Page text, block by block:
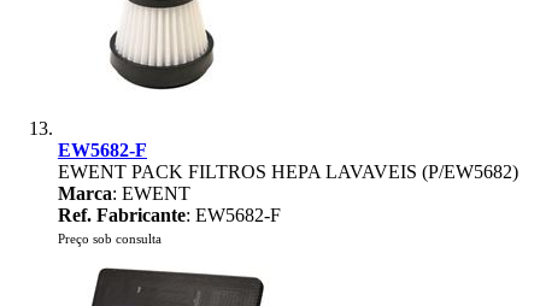
EW5682-F
EWENT PACK FILTROS HEPA LAVAVEIS (P/EW5682)
Marca: EWENT
Ref. Fabricante: EW5682-F
Preço sob consulta